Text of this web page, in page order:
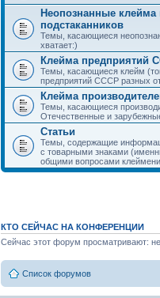
Неопознанные клейма
подстаканников
Темы, касающиеся
хватает:)
Клейма предприятий
Темы, касающиеся клейм
предприятий СССР разных
Клейма
Темы, касающиеся
Отечественные и
Статьи
Темы, содержащие
с товарными знаками
общими вопросами
КТО СЕЙЧАС НА КОНФЕРЕНЦИИ
Сейчас этот форум просматривают:
Список форумов